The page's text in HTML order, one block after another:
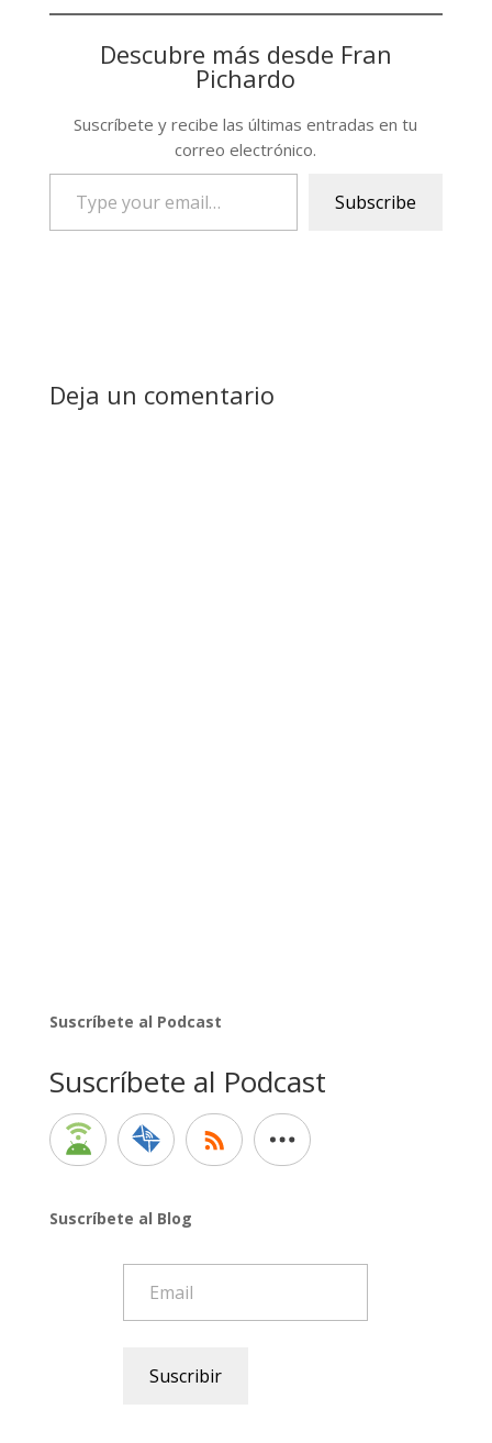
Descubre más desde Fran
Pichardo
Suscríbete y recibe las últimas entradas en tu
correo electrónico.
email…
Subscribe
Deja un comentario
Suscríbete al Podcast
Suscríbete al Podcast
Suscríbete al Blog
Suscribir